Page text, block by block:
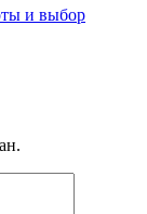
и выбор